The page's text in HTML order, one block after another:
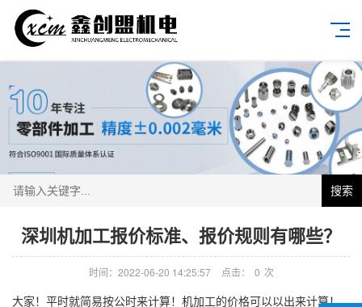
搜索
深圳机加工报价标准、报价规则有哪些？
时间：2022-06-20 14:25:57 点击： 0 次
大家！平时就简易按公时来计算！机加工的价格可以以出来计算！